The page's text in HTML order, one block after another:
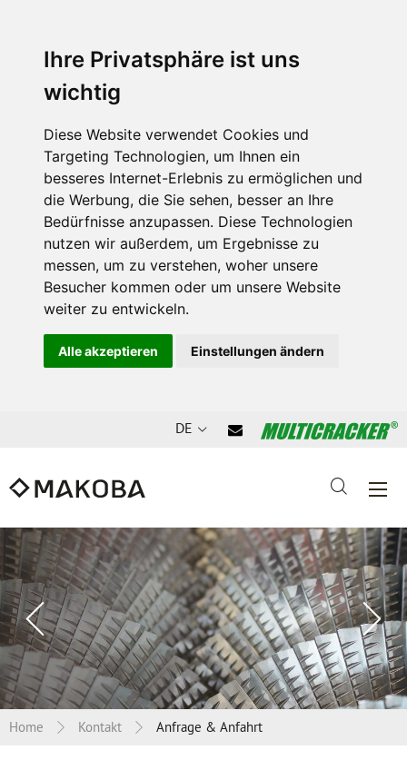
Ihre Privatsphäre ist uns
wichtig
Diese Website verwendet Cookies und
Targeting Technologien, um Ihnen ein
besseres Internet-Erlebnis zu ermöglichen und
die Werbung, die Sie sehen, besser an Ihre
Bedürfnisse anzupassen. Diese Technologien
nutzen wir außerdem, um Ergebnisse zu
messen, um zu verstehen, woher unsere
Besucher kommen oder um unsere Website
weiter zu entwickeln.
Alle akzeptieren Einstellungen ändern
DE
Vorheriges
Slide
Home Kontakt Anfrage & Anfahrt